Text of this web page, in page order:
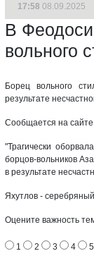
17:58 08.09.2025
В
вольного
Борец вольного
результате
Сообщается на
"Трагически
борцов-вольников
в результате
Яхутлов -
Оцените важность
1 2 3 4 5